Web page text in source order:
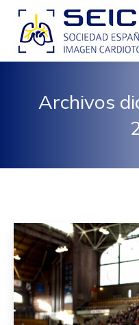
Archivos